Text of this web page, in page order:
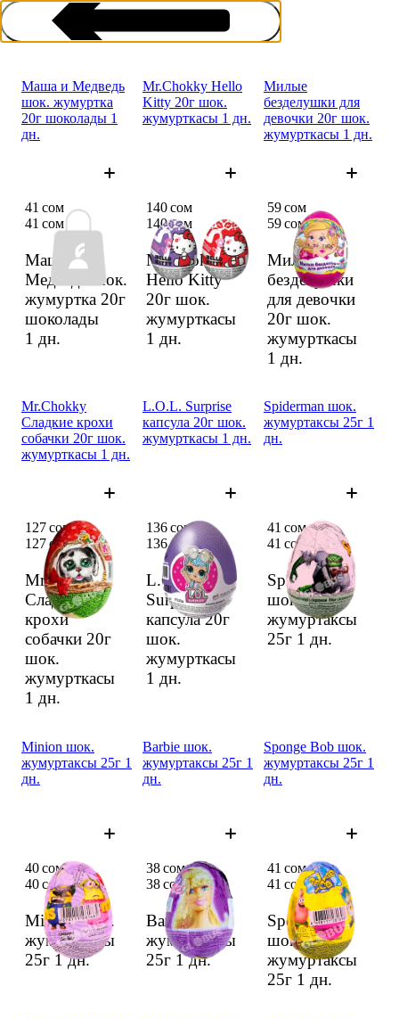
Маша и Медведь
шок. жумуртка
20г шоколады 1
дн.
Маша и
Медведь шок.
жумуртка 20г
шоколады
1 дн.
41 сом
41 сом
Mr.Chokky Hello
Kitty 20г шок.
жумурткасы 1 дн.
Mr.Chokky
Hello Kitty
20г шок.
жумурткасы
1 дн.
140 сом
140 сом
Милые
безделушки для
девочки 20г шок.
жумурткасы 1 дн.
Милые
безделушки
для девочки
20г шок.
жумурткасы
1 дн.
59 сом
59 сом
Mr.Chokky
Сладкие крохи
собачки 20г шок.
жумурткасы 1 дн.
Mr.Chokky
Сладкие
крохи
собачки 20г
шок.
жумурткасы
1 дн.
127 сом
127 сом
L.O.L. Surprise
капсула 20г шок.
жумурткасы 1 дн.
L.O.L.
Surprise
капсула 20г
шок.
жумурткасы
1 дн.
136 сом
136 сом
Spiderman шок.
жумуртаксы 25г 1
дн.
Spiderman
шок.
жумуртаксы
25г 1 дн.
41 сом
41 сом
Minion шок.
жумуртаксы 25г 1
дн.
Minion шок.
жумуртаксы
25г 1 дн.
40 сом
40 сом
Barbie шок.
жумуртаксы 25г 1
дн.
Barbie шок.
жумуртаксы
25г 1 дн.
38 сом
38 сом
Sponge Bob шок.
жумуртаксы 25г 1
дн.
Sponge Bob
шок.
жумуртаксы
25г 1 дн.
41 сом
41 сом